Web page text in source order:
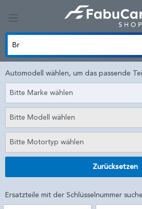
Automodell wählen, um das passende
Bitte Marke wählen
Bitte Modell wählen
Bitte Motortyp wählen
Zurücksetzen
Ersatzteile mit der Schlüsselnummer